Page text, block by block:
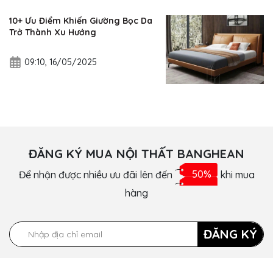
10+ Ưu Điểm Khiến Giường Bọc Da
Trở Thành Xu Hướng
09:10, 16/05/2025
ĐĂNG KÝ MUA NỘI THẤT BANGHEAN
Để nhận được nhiều ưu đãi lên đến 50% khi mua
hàng
ĐĂNG KÝ